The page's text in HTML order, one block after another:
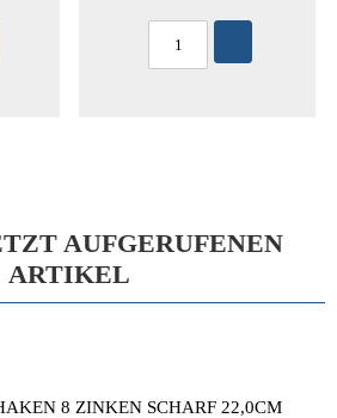
AUFGERUFENEN
ARTIKEL
8 ZINKEN SCHARF 22,0CM